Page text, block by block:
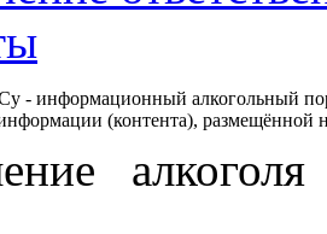
- информационный алкогольный
(контента), размещённой